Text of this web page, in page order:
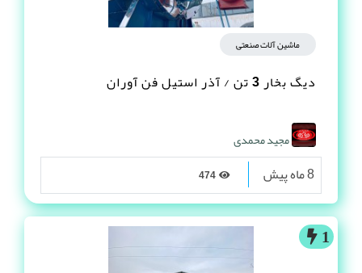
ماشین آلات صنعتی
دیگ بخار 3 تن / آذر استیل فن آوران
مجید محمدی
8 ماه پیش
1